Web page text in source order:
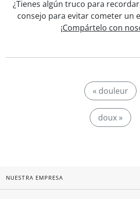
¿Tienes algún truco para
consejo para evitar cometer un
¡Compártelo con
« douleur
doux »
NUESTRA EMPRESA